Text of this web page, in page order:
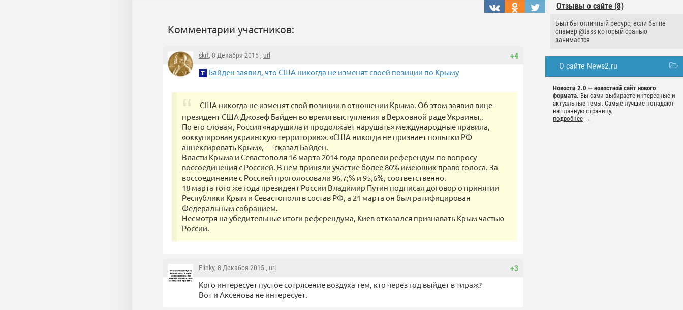
Отзывы о сайте (8)
Был бы отличный ресурс, если бы не
спамер @tass который сранью
занимается
О сайте News2.ru
Новости 2.0 — новостной сайт нового
формата. Вы сами выбираете интересные и
актуальные темы. Самые лучшие попадают
на главную страницу.
подробнее →
Комментарии участников:
+4
skrt, 8 Декабря 2015 , url
Байден заявил, что США никогда не изменят своей позиции по Крыму
США никогда не изменят свой позиции в отношении Крыма. Об этом заявил вице-
президент США Джозеф Байден во время выступления в Верховной раде Украины,.
По его словам, Россия «нарушила и продолжает нарушать» международные правила,
«оккупировав украинскую территорию». «США никогда не признает попытки РФ
аннексировать Крым», — сказал Байден.
Власти Крыма и Севастополя 16 марта 2014 года провели референдум по вопросу
воссоединения с Россией. В нем приняли участие более 80% имеющих право голоса. За
воссоединение с Россией проголосовали 96,7;% и 95,6%, соответственно.
18 марта того же года президент России Владимир Путин подписал договор о принятии
Республики Крым и Севастополя в состав РФ, а 21 марта он был ратифицирован
Федеральным собранием.
Несмотря на убедительные итоги референдума, Киев отказался признавать Крым частью
России.
+3
Flinky, 8 Декабря 2015 , url
Кого интересует пустое сотрясение воздуха тем, кто через год выйдет в тираж?
Вот и Аксенова не интересует.